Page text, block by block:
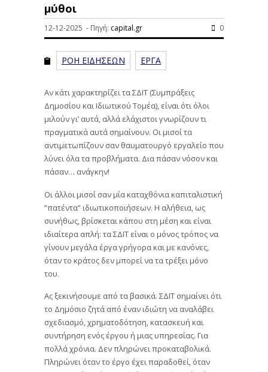
μύθοι
12-12-2025 - Πηγή: capital.gr 0
ΡΟΗ ΕΙΔΗΣΕΩΝ ΕΡΓΑ
Αν κάτι χαρακτηρίζει τα ΣΔΙΤ (Συμπράξεις
Δημοσίου και Ιδιωτικού Τομέα), είναι ότι όλοι
μιλούν γι’ αυτά, αλλά ελάχιστοι γνωρίζουν τι
πραγματικά αυτά σημαίνουν. Οι μισοί τα
αντιμετωπίζουν σαν θαυματουργό εργαλείο που
λύνει όλα τα προβλήματα. Δια πάσαν νόσον και
πάσαν… ανάγκην!
Οι άλλοι μισοί σαν μία καταχθόνια καπιταλιστική
“πατέντα” ιδιωτικοποιήσεων. Η αλήθεια, ως
συνήθως, βρίσκεται κάπου στη μέση και είναι
ιδιαίτερα απλή: τα ΣΔΙΤ είναι ο μόνος τρόπος να
γίνουν μεγάλα έργα γρήγορα και με κανόνες,
όταν το κράτος δεν μπορεί να τα τρέξει μόνο
του.
Ας ξεκινήσουμε από τα βασικά. ΣΔΙΤ σημαίνει ότι
το Δημόσιο ζητά από έναν ιδιώτη να αναλάβει
σχεδιασμό, χρηματοδότηση, κατασκευή και
συντήρηση ενός έργου ή μιας υπηρεσίας. Για
πολλά χρόνια. Δεν πληρώνει προκαταβολικά.
Πληρώνει όταν το έργο έχει παραδοθεί, όταν